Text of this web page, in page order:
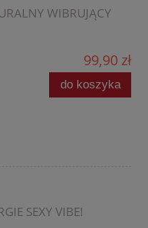
WIBRUJĄCY
99,90 zł
do koszyka
SEXY VIBE!